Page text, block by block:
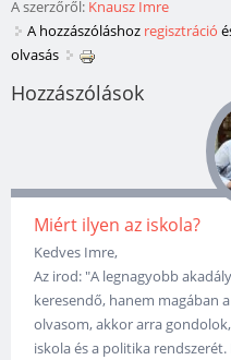
A szerzőről: Knausz Imre
A hozzászóláshoz regisztráció
olvasás
Hozzászólások
Miért ilyen az iskola?
Kedves Imre,
Az irod: "A legnagyobb
keresendő, hanem magában
olvasom, akkor arra
iskola és a politika